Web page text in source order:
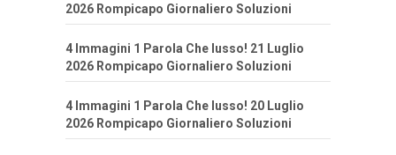
2026 Rompicapo Giornaliero Soluzioni
4 Immagini 1 Parola Che lusso! 21 Luglio
2026 Rompicapo Giornaliero Soluzioni
4 Immagini 1 Parola Che lusso! 20 Luglio
2026 Rompicapo Giornaliero Soluzioni